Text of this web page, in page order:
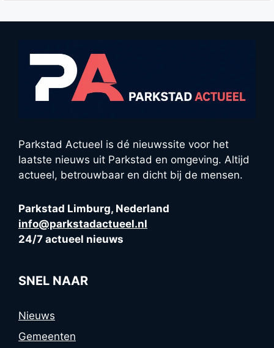
Parkstad Actueel is dé nieuwssite voor het
laatste nieuws uit Parkstad en omgeving. Altijd
actueel, betrouwbaar en dicht bij de mensen.
Parkstad Limburg, Nederland
info@parkstadactueel.nl
24/7 actueel nieuws
SNEL NAAR
Nieuws
Gemeenten